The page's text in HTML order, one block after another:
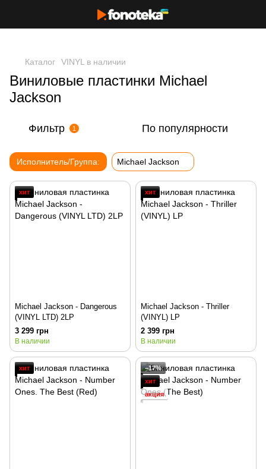
Каталог VINYL в наличии
Виниловые пластинки Michael
Jackson
Фильтр 1 По популярности
Исполнитель/Группа: Michael Jackson
хит
Michael Jackson - Dangerous
(VINYL LTD) 2LP
3 299 грн
В наличии
хит
Michael Jackson - Thriller
(VINYL) LP
2 399 грн
В наличии
хит
−17%
хит
акция